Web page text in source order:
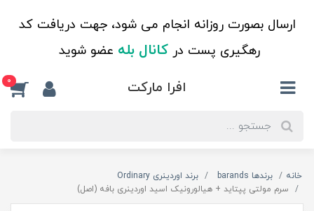
ارسال بصورت روزانه انجام می شود، جهت دریافت کد
رهگیری پست درکانال بله عضو شوید
افرا مارکت 0
خانه برندها barands
برند اوردینری Ordinary
سرم مولتی پپتاید + هیالورونیک اسید اوردینری بافه (اصل)